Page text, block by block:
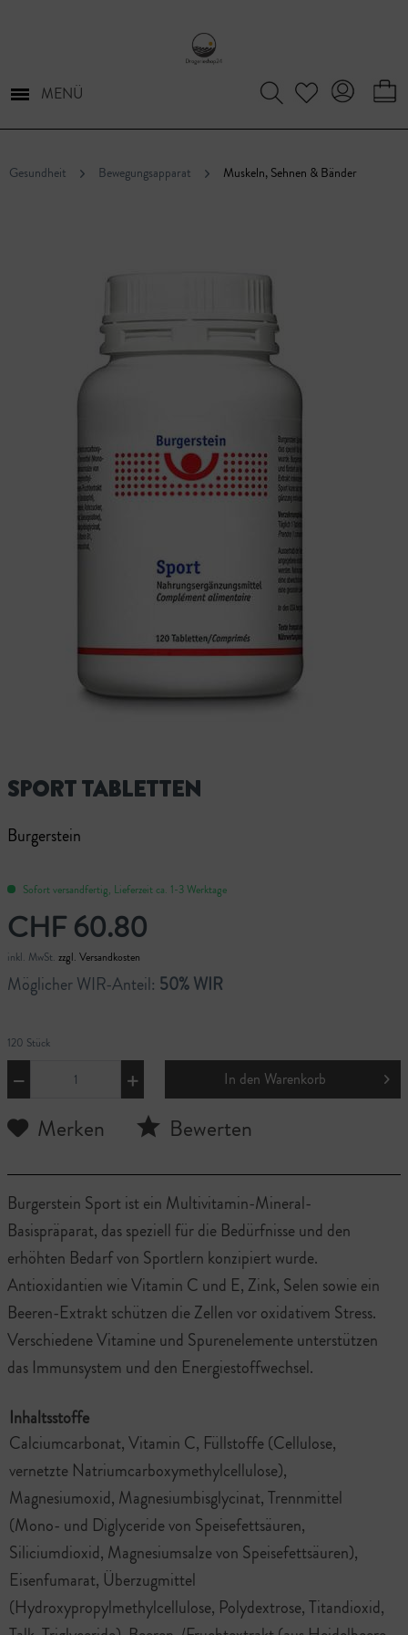
MENÜ
Gesundheit Bewegungsapparat Muskeln, Sehnen & Bänder
SPORT TABLETTEN
Burgerstein
Sofort versandfertig, Lieferzeit ca. 1-3 Werktage
CHF 60.80
inkl. MwSt. zzgl. Versandkosten
Möglicher WIR-Anteil: 50% WIR
120 Stück
In den Warenkorb
Merken Bewerten
Burgerstein Sport ist ein Multivitamin-Mineral-
Basispräparat, das speziell für die Bedürfnisse und den
erhöhten Bedarf von Sportlern konzipiert wurde.
Antioxidantien wie Vitamin C und E, Zink, Selen sowie ein
Beeren-Extrakt schützen die Zellen vor oxidativem Stress.
Verschiedene Vitamine und Spurenelemente unterstützen
das Immunsystem und den Energiestoffwechsel.
Inhaltsstoffe
Calciumcarbonat, Vitamin C, Füllstoffe (Cellulose,
vernetzte Natriumcarboxymethylcellulose),
Magnesiumoxid, Magnesiumbisglycinat, Trennmittel
(Mono- und Diglyceride von Speisefettsäuren,
Siliciumdioxid, Magnesiumsalze von Speisefettsäuren),
Eisenfumarat, Überzugmittel
(Hydroxypropylmethylcellulose, Polydextrose, Titandioxid,